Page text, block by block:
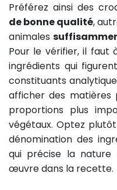
Préférez ainsi des
de bonne qualité,
animales
Pour le vérifier, il faut
ingrédients qui
constituants
afficher des matières
proportions plus
végétaux. Optez
dénomination des
qui précise la nature
œuvre dans la recette.